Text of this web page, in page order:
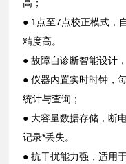
高；
● 1点至7点校正模式，
精度高。
● 故障自诊断智能设计
● 仪器内置实时时钟，
统计与查询；
● 大容量数据存储，断
记录*丢失。
● 抗干扰能力强，适用